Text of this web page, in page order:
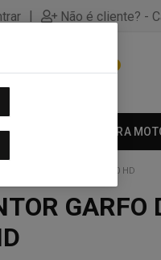
| Não é cliente? -
PECAS PARA
GARFO D. 33,0 X 46,0 X 11,0 HD